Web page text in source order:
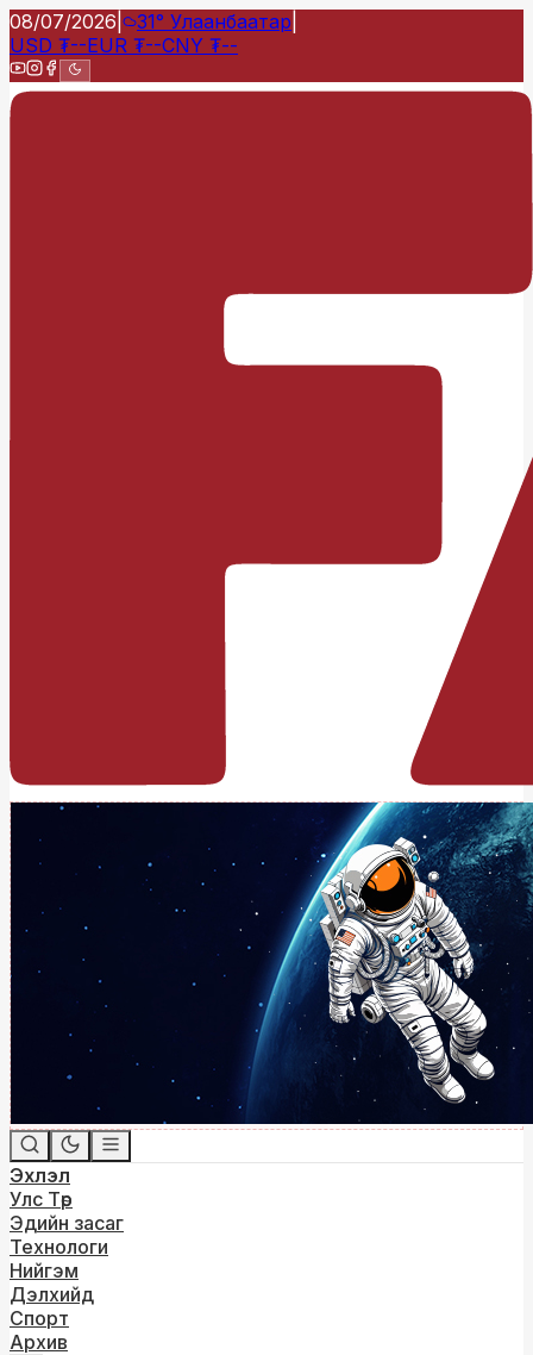
08/07/2026 31° Улаанбаатар
USD ₮--EUR ₮--CNY ₮--
Эхлэл
Улс Төр
Эдийн засаг
Технологи
Нийгэм
Дэлхийд
Спорт
Архив